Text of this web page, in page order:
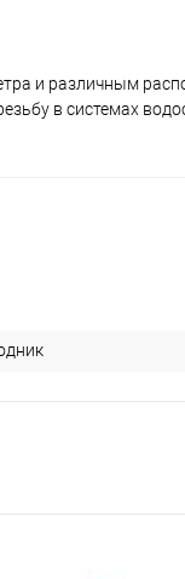
и различным
в системах